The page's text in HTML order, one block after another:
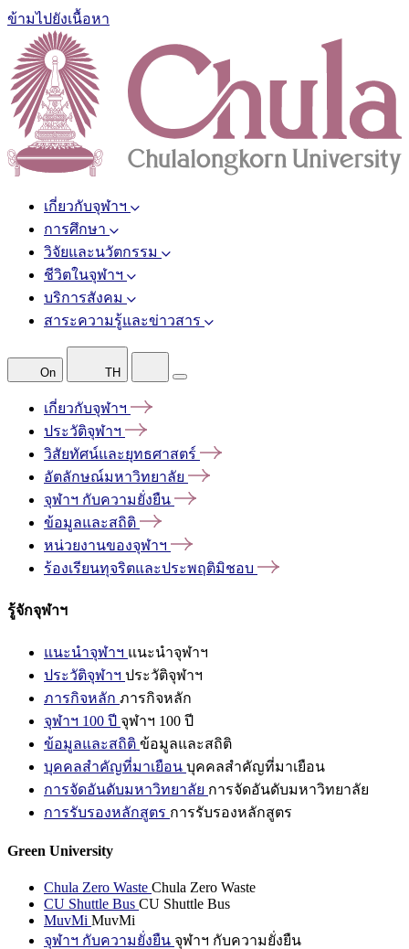
ข้ามไปยังเนื้อหา
เกี่ยวกับจุฬาฯ
การศึกษา
วิจัยและนวัตกรรม
ชีวิตในจุฬาฯ
บริการสังคม
สาระความรู้และข่าวสาร
On TH
เกี่ยวกับจุฬาฯ
ประวัติจุฬาฯ
วิสัยทัศน์และยุทธศาสตร์
อัตลักษณ์มหาวิทยาลัย
จุฬาฯ กับความยั่งยืน
ข้อมูลและสถิติ
หน่วยงานของจุฬาฯ
ร้องเรียนทุจริตและประพฤติมิชอบ
รู้จักจุฬาฯ
แนะนำจุฬาฯ แนะนำจุฬาฯ
ประวัติจุฬาฯ ประวัติจุฬาฯ
ภารกิจหลัก ภารกิจหลัก
จุฬาฯ 100 ปี จุฬาฯ 100 ปี
ข้อมูลและสถิติ ข้อมูลและสถิติ
บุคคลสำคัญที่มาเยือน บุคคลสำคัญที่มาเยือน
การจัดอันดับมหาวิทยาลัย การจัดอันดับมหาวิทยาลัย
การรับรองหลักสูตร การรับรองหลักสูตร
Green University
Chula Zero Waste Chula Zero Waste
CU Shuttle Bus CU Shuttle Bus
MuvMi MuvMi
จุฬาฯ กับความยั่งยืน จุฬาฯ กับความยั่งยืน